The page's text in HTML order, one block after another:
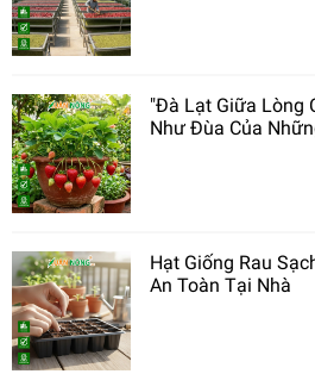
"Đà Lạt Giữa Lòng
Như Đùa Của
Hạt Giống Rau
An Toàn Tại Nhà